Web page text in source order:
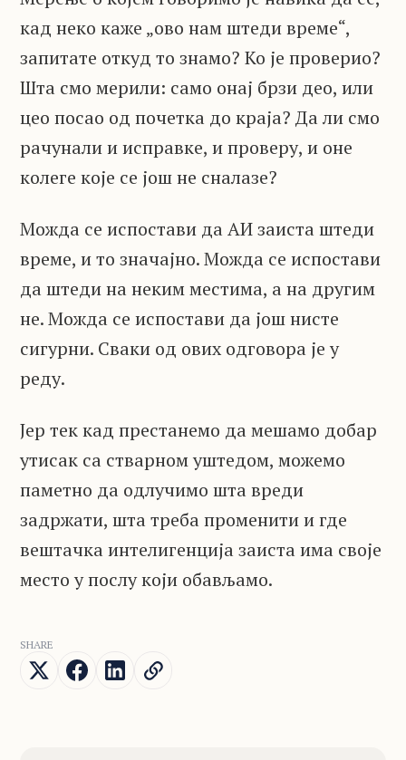
кад неко каже „ово нам штеди време“,
запитате откуд то знамо? Ко је проверио?
Шта смо мерили: само онај брзи део, или
цео посао од почетка до краја? Да ли смо
рачунали и исправке, и проверу, и оне
колеге које се још не сналазе?
Можда се испостави да АИ заиста штеди
време, и то значајно. Можда се испостави
да штеди на неким местима, а на другим
не. Можда се испостави да још нисте
сигурни. Сваки од ових одговора је у
реду.
Јер тек кад престанемо да мешамо добар
утисак са стварном уштедом, можемо
паметно да одлучимо шта вреди
задржати, шта треба променити и где
вештачка интелигенција заиста има своје
место у послу који обављамо.
SHARE